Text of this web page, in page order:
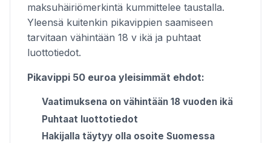
maksuhäiriömerkintä kummittelee taustalla.
Yleensä kuitenkin pikavippien saamiseen
tarvitaan vähintään 18 v ikä ja puhtaat
luottotiedot.
Pikavippi 50 euroa yleisimmät ehdot:
Vaatimuksena on vähintään 18 vuoden ikä
Puhtaat luottotiedot
Hakijalla täytyy olla osoite Suomessa